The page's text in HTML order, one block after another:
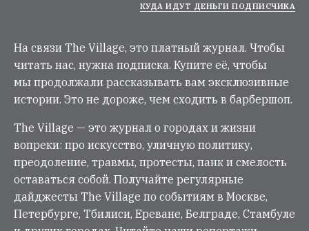
КУДА ИДУТ ДЕНЬГИ ПОДПИСЧИКА
На связи The Village, это платный журнал. Чтобы
читать нас, нужна подписка. Купите её, чтобы
мы продолжали рассказывать вам эксклюзивные
истории. Это не дороже, чем сходить в барбершоп.
The Village — это журнал о городах и жизни
вопреки: про искусство, уличную политику,
преодоление, травмы, протесты, панк и смелость
оставаться собой. Получайте регулярные
дайджесты The Village по событиям в Москве,
Петербурге, Тбилиси, Ереване, Белграде, Стамбуле